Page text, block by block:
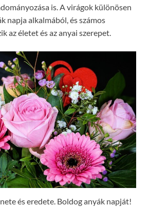
is. A virágok különösen
napja alkalmából, és számos
az életet és az anyai szerepet.
és eredete. Boldog anyák napját!